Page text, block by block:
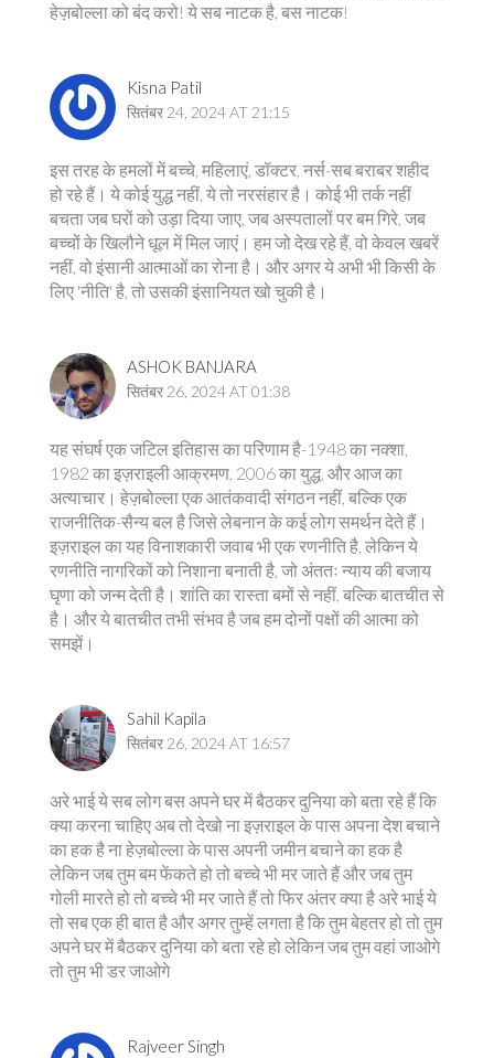
हेज़बोल्ला को बंद करो! ये सब नाटक है, बस नाटक!
Kisna Patil
सितंबर 24, 2024 AT 21:15
इस तरह के हमलों में बच्चे, महिलाएं, डॉक्टर, नर्स-सब बराबर शहीद
हो रहे हैं। ये कोई युद्ध नहीं, ये तो नरसंहार है। कोई भी तर्क नहीं
बचता जब घरों को उड़ा दिया जाए, जब अस्पतालों पर बम गिरे, जब
बच्चों के खिलौने धूल में मिल जाएं। हम जो देख रहे हैं, वो केवल खबरें
नहीं, वो इंसानी आत्माओं का रोना है। और अगर ये अभी भी किसी के
लिए 'नीति' है, तो उसकी इंसानियत खो चुकी है।
ASHOK BANJARA
सितंबर 26, 2024 AT 01:38
यह संघर्ष एक जटिल इतिहास का परिणाम है-1948 का नक्शा,
1982 का इज़राइली आक्रमण, 2006 का युद्ध, और आज का
अत्याचार। हेज़बोल्ला एक आतंकवादी संगठन नहीं, बल्कि एक
राजनीतिक-सैन्य बल है जिसे लेबनान के कई लोग समर्थन देते हैं।
इज़राइल का यह विनाशकारी जवाब भी एक रणनीति है, लेकिन ये
रणनीति नागरिकों को निशाना बनाती है, जो अंततः न्याय की बजाय
घृणा को जन्म देती है। शांति का रास्ता बमों से नहीं, बल्कि बातचीत से
है। और ये बातचीत तभी संभव है जब हम दोनों पक्षों की आत्मा को
समझें।
Sahil Kapila
सितंबर 26, 2024 AT 16:57
अरे भाई ये सब लोग बस अपने घर में बैठकर दुनिया को बता रहे हैं कि
क्या करना चाहिए अब तो देखो ना इज़राइल के पास अपना देश बचाने
का हक है ना हेज़बोल्ला के पास अपनी जमीन बचाने का हक है
लेकिन जब तुम बम फेंकते हो तो बच्चे भी मर जाते हैं और जब तुम
गोली मारते हो तो बच्चे भी मर जाते हैं तो फिर अंतर क्या है अरे भाई ये
तो सब एक ही बात है और अगर तुम्हें लगता है कि तुम बेहतर हो तो तुम
अपने घर में बैठकर दुनिया को बता रहे हो लेकिन जब तुम वहां जाओगे
तो तुम भी डर जाओगे
Rajveer Singh